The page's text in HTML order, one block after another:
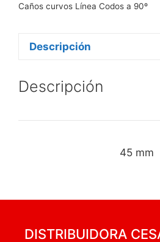
Caños curvos Línea Codos a 90º
Descripción
Descripción
45 mm
DISTRIBUIDORA